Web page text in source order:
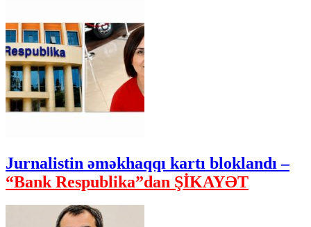
Jurnalistin əməkhaqqı kartı bloklandı –
“Bank Respublika”dan ŞİKAYƏT